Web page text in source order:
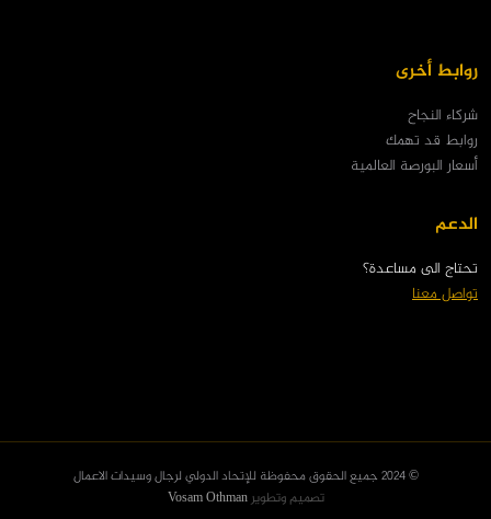
روابط أخرى
شركاء النجاح
روابط قد تهمك
أسعار البورصة العالمية
الدعم
تحتاج الى مساعدة؟
تواصل معنا
© 2024 جميع الحقوق محفوظة للإتحاد الدولي لرجال وسيدات الاعمال
تصميم وتطويرVosam Othman